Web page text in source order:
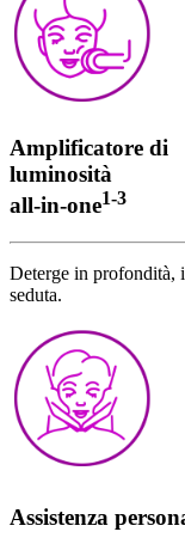
Amplificatore di
luminosità
all-in-one1-3
Deterge in profondità,
seduta.
Assistenza